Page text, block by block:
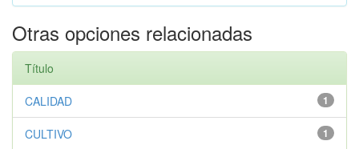
Otras opciones relacionadas
Título
1
CALIDAD
1
CULTIVO